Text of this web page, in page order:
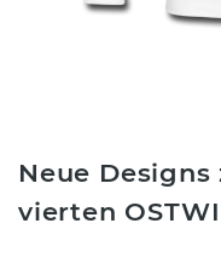
Neue
vierten